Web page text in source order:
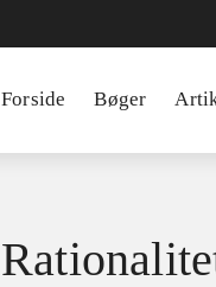
Forside Bøger